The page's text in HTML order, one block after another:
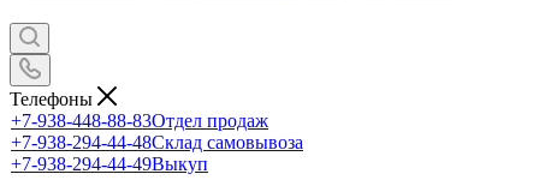
Телефоны
+7-938-448-88-83Отдел продаж
+7-938-294-44-48Склад самовывоза
+7-938-294-44-49Выкуп